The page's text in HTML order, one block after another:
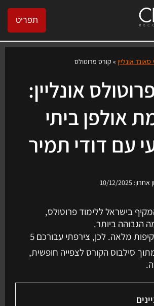
תפריט
סאונד אונליין » קורס פרוטולס
אונליין:
אולפן ביתי
עם דודי תמיר
10/12/2025
בישראל ללימוד פרוטולס,
הגבוהה ביותר.
◀️ אני מאמין בשקיפות מלאה. לכן, צירפתי עבורכם 5
סילבוס הקורס לצפייה חופשית,